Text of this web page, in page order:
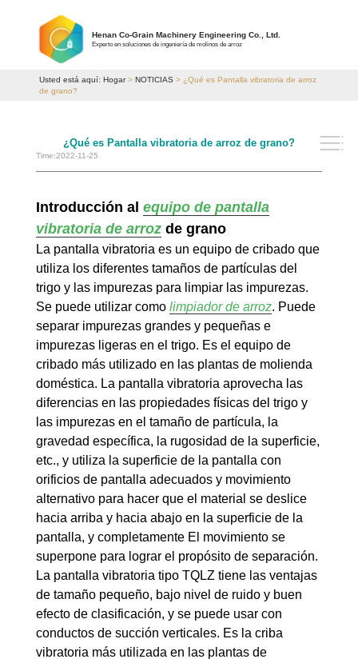
Henan Co-Grain Machinery Engineering Co., Ltd.
Experto en soluciones de ingeniería de molinos de arroz
Usted está aquí: Hogar>NOTICIAS > ¿Qué es Pantalla vibratoria de arroz
de grano?
¿Qué es Pantalla vibratoria de arroz de grano?
Time:2022-11-25
Introducción al equipo de pantalla
vibratoria de arrozde grano
La pantalla vibratoria es un equipo de cribado que
utiliza los diferentes tamaños de partículas del
trigo y las impurezas para limpiar las impurezas.
Se puede utilizar como limpiador de arroz. Puede
separar impurezas grandes y pequeñas e
impurezas ligeras en el trigo. Es el equipo de
cribado más utilizado en las plantas de molienda
doméstica. La pantalla vibratoria aprovecha las
diferencias en las propiedades físicas del trigo y
las impurezas en el tamaño de partícula, la
gravedad específica, la rugosidad de la superficie,
etc., y utiliza la superficie de la pantalla con
orificios de pantalla adecuados y movimiento
alternativo para hacer que el material se deslice
hacia arriba y hacia abajo en la superficie de la
pantalla, y completamente El movimiento se
superpone para lograr el propósito de separación.
La pantalla vibratoria tipo TQLZ tiene las ventajas
de tamaño pequeño, bajo nivel de ruido y buen
efecto de clasificación, y se puede usar con
conductos de succión verticales. Es la criba
vibratoria más utilizada en las plantas de